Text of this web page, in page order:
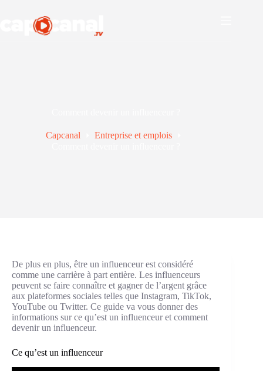
Capcanal
Entreprise et emplois
De plus en plus, être un influenceur est considéré
comme une carrière à part entière. Les influenceurs
peuvent se faire connaître et gagner de l’argent grâce
aux plateformes sociales telles que Instagram, TikTok,
YouTube ou Twitter. Ce guide va vous donner des
informations sur ce qu’est un influenceur et comment
devenir un influenceur.
Ce qu’est un influenceur